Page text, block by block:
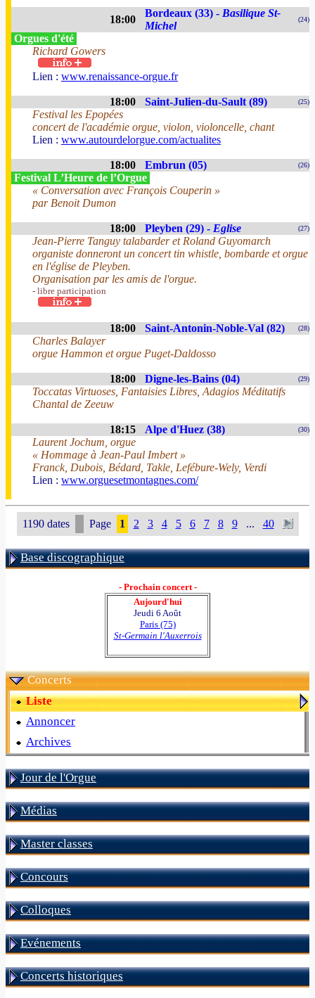
18:00
Bordeaux (33) - Basilique St-
Michel
(24)
Orgues d'été
Richard Gowers
Lien : www.renaissance-orgue.fr
18:00 Saint-Julien-du-Sault (89) (25)
Festival les Epopées
concert de l'académie orgue, violon, violoncelle, chant
Lien : www.autourdelorgue.com/actualites
18:00 Embrun (05) (26)
Festival L’Heure de l’Orgue
« Conversation avec François Couperin »
par Benoit Dumon
18:00 Pleyben (29) - Eglise (27)
Jean-Pierre Tanguy talabarder et Roland Guyomarch
organiste donneront un concert tin whistle, bombarde et orgue
en l'église de Pleyben.
Organisation par les amis de l'orgue.
- libre participation
18:00 Saint-Antonin-Noble-Val (82) (28)
Charles Balayer
orgue Hammon et orgue Puget-Daldosso
18:00 Digne-les-Bains (04) (29)
Toccatas Virtuoses, Fantaisies Libres, Adagios Méditatifs
Chantal de Zeeuw
18:15 Alpe d'Huez (38) (30)
Laurent Jochum, orgue
« Hommage à Jean-Paul Imbert »
Franck, Dubois, Bédard, Takle, Lefébure-Wely, Verdi
Lien : www.orguesetmontagnes.com/
1190 dates Page 1 2 3 4 5 6 7 8 9 ... 40
Base discographique
- Prochain concert -
Aujourd'hui
Jeudi 6 Août
Paris (75)
St-Germain l'Auxerrois
Concerts
Liste
Annoncer
Archives
Jour de l'Orgue
Médias
Master classes
Concours
Colloques
Evénements
Concerts historiques